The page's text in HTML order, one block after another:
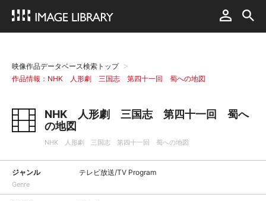
映像作品データベース検索トップ
作品情報：NHK 人形劇 三国志 第四十一回 蜀への地図
NHK 人形劇 三国志 第四十一回 蜀へ
の地図
NHK 人形劇 三国志 第四十一回 蜀への地図
ジャンル
Genre
テレビ放送/TV Program